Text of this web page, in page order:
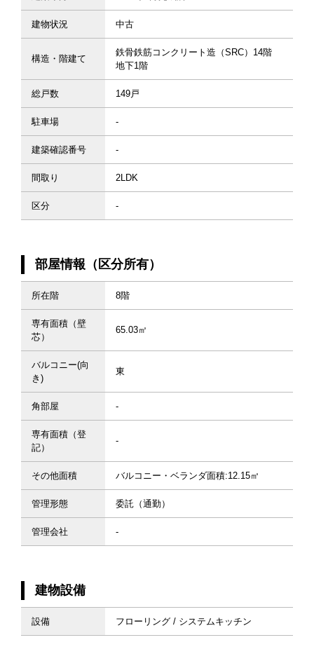
建物状況 中古
構造・階建て
鉄骨鉄筋コンクリート造（SRC）14階
地下1階
総戸数 149戸
駐車場 -
建築確認番号 -
間取り 2LDK
区分 -
部屋情報（区分所有）
所在階 8階
専有面積（壁
芯）
65.03㎡
バルコニー(向
き)
東
角部屋 -
専有面積（登
記）
-
その他面積 バルコニー・ベランダ面積:12.15㎡
管理形態 委託（通勤）
管理会社 -
建物設備
設備 フローリング / システムキッチン